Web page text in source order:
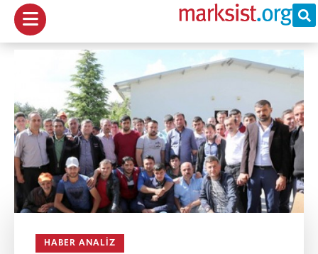
HABER ANALIZ